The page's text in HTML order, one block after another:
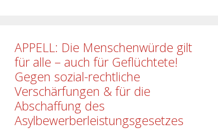
APPELL: Die Menschenwürde gilt
für alle – auch für Geflüchtete!
Gegen sozial-rechtliche
Verschärfungen & für die
Abschaffung des
Asylbewerberleistungsgesetzes